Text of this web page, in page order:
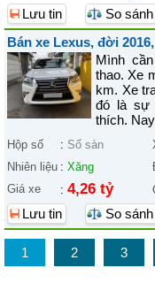
Lưu tin
So sánh
Bán xe Lexus, đời
Mình
thao. Xe
km. Xe
đó là sự
thích.
Hộp số : Số sàn
Nhiên liệu : Xăng
Giá xe
: 4,26 tỷ
Lưu tin So sánh
1 2 3